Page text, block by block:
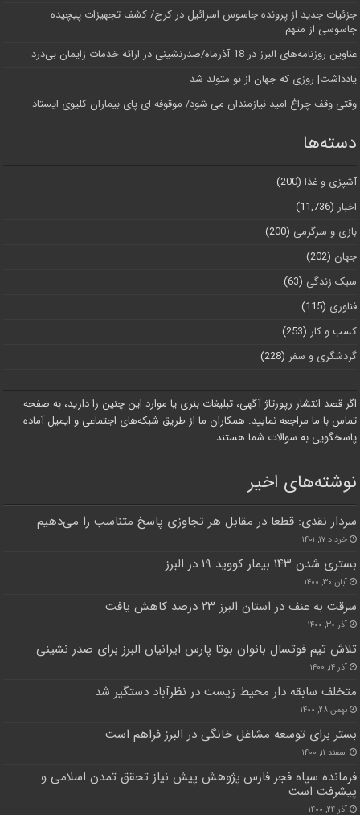
جزئیات جدید از پرونده جاسوس اسرائیل در کرج/‌ کشف تجهیزات پیچیده
جاسوسی از متهم
عناوین روزنامه‌های البرز در ‌18 آذرماه/صدرنشینی در ارائه خدمات زایمان بی‌درد
یادداشت| روزی که جهان از نو متولد شد
وقتی وقف چراغ امید نیازمندان می شود/ موقوفه ای پای بیماران کلیوی ایستاد
دسته‌ها
آشپزی و غذا (200)
اخبار (11,736)
بازی و سرگرمی (200)
جهان (202)
سبک زندگی (63)
فناوری (115)
کسب و کار (253)
گردشگری و سفر (228)
اگر قصد انتشار رپورتاژ آگهی، تبلیغات بنری یا موارد این چنین را دارید، به صفحه
تماس با ما مراجعه نمایید. همکاران ما از طریق شبکه‌های اجتماعی و ایمیل آماده
پاسخگویی به سوالات شما هستند.
نوشته‌های اخیر
سردار نقدی: قطعا در مقابل هر تجاوزی پاسخ متناسب را می‌دهیم
خرداد ۱۷, ۱۴۰۱
بستری شدن ۱۴۳ بیمار کووید ۱۹ در البرز
آبان ۳۰, ۱۴۰۰
سرقت به عنف در استان البرز ۲۳ درصد کاهش یافت
آذر ۳۰, ۱۴۰۰
تلاش تیم فوتسال بانوان بوتا پارس ایرانیان البرز برای صدر نشینی
آذر ۱۴, ۱۴۰۰
متخلف سابقه دار محیط زیست در نظرآباد دستگیر شد
بهمن ۲۸, ۱۴۰۰
بستر برای توسعه مشاغل خانگی در البرز فراهم است
اسفند ۱۱, ۱۴۰۰
فرمانده سپاه فجر فارس:پژوهش پیش نیاز تحقق تمدن اسلامی و
پیشرفت است
آذر ۲۴, ۱۴۰۰